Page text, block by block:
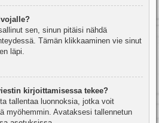
sen, sinun pitäisi nähdä
Tämän klikkaaminen vie sinut
läpi.
kirjoittamisessa tekee?
tallentaa luonnoksia, jotka voit
myöhemmin. Avataksesi tallennetun